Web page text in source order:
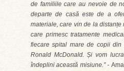
de familiile care au nevoie de
departe de casă este de a
materiale, care vin de la
care primesc tratamente
fiecare spital mare de copii
Ronald McDonald. Și vom
îndeplini această misiune.” -